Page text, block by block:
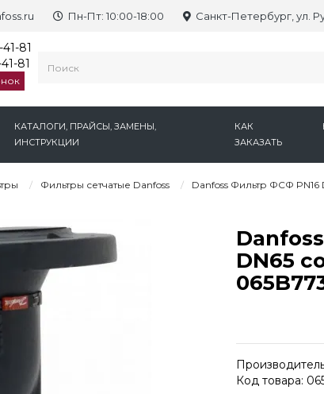
Пн-Пт: 10:00-18:00 Санкт-Петербург, ул.
81
81
КАТАЛОГИ, ПРАЙСЫ, ЗАМЕНЫ,
ИНСТРУКЦИИ
КАК
ЗАКАЗАТЬ
Фильтры сетчатые Danfoss Danfoss Фильтр ФСФ
DN65
Код товара: